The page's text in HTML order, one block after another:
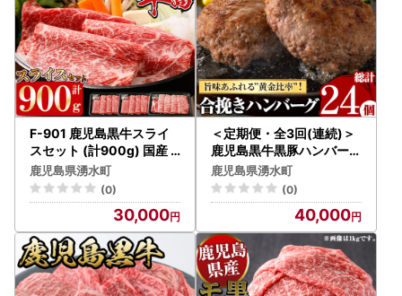
F-901 鹿児島黒牛スライ
スセット (計900g) 国産
九州産 牛肉 黒毛和牛 和牛
国産牛 お肉 スライス すき
焼き しゃぶしゃぶ 肉じゃ
が 小分け 冷凍【湧水町JA
あいら】_y450
鹿児島県湧水町
(0)
30,000
＜定期便・全3回(連続)＞
鹿児島黒牛黒豚ハンバーグ
(8個・計1.04kg×3回) 国
産 九州産 鹿児島県産 お肉
ぶた ブタ 豚肉 牛肉 ミンチ
パック 小分け 冷凍 冷凍ハ
ンバーグ 定期便 頒布会 毎
月 おかず 惣菜 調理 お弁当
【さつま屋産業】_y445-
B
鹿児島県湧水町
(0)
40,000